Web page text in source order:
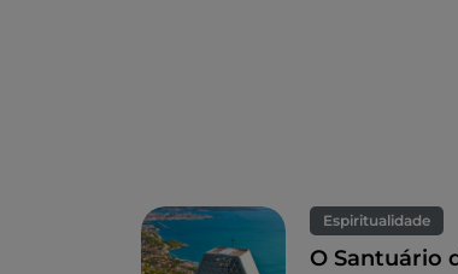
Espiritualidade
O Santuário